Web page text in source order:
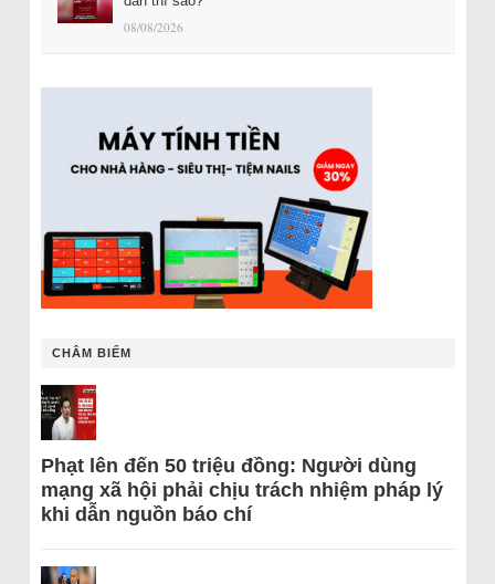
08/08/2026
CHÂM BIẾM
Phạt lên đến 50 triệu đồng: Người dùng
mạng xã hội phải chịu trách nhiệm pháp lý
khi dẫn nguồn báo chí